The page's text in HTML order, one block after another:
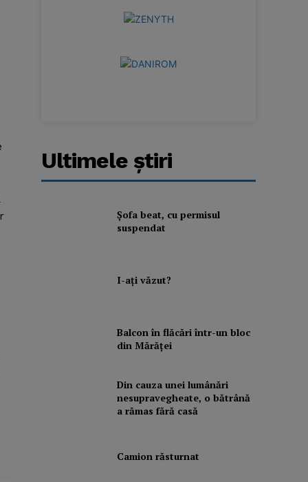
Ultimele ştiri
Şofa beat, cu permisul
suspendat
I-aţi văzut?
Balcon în flăcări într-un bloc
din Mărăţei
Din cauza unei lumânări
nesupravegheate, o bătrână
a rămas fără casă
Camion răsturnat